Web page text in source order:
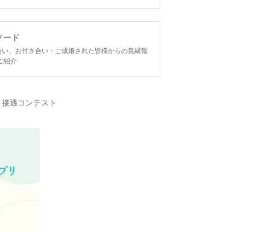
ード
い、お付き合い・ご成婚された皆様からの良縁報
紹介
遇コンテスト